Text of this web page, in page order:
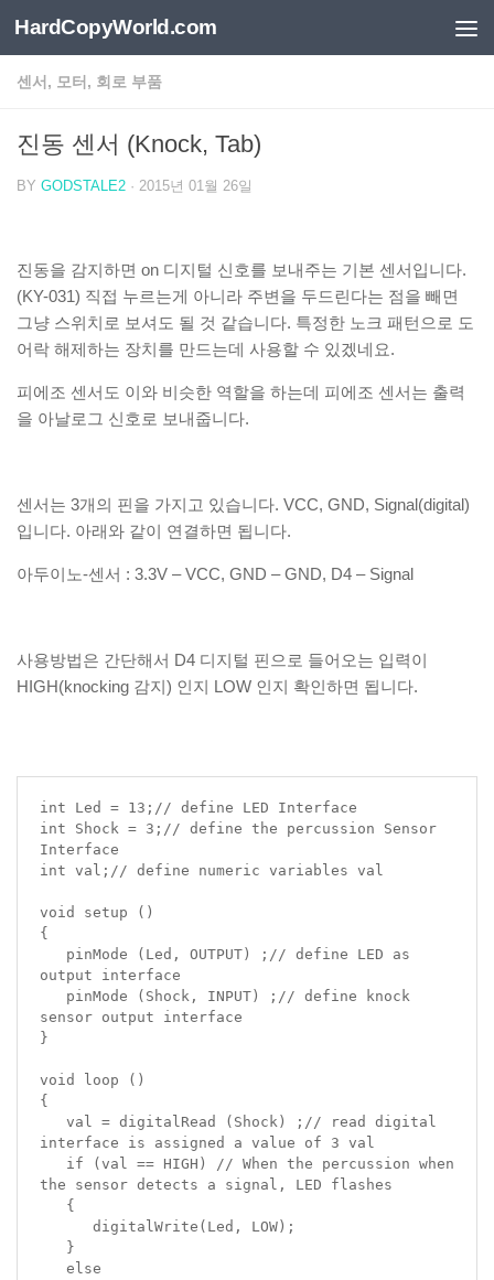
Skip to content
HardCopyWorld.com
센서, 모터, 회로 부품
진동 센서 (Knock, Tab)
BY GODSTALE2 · 2015년 01월 26일
진동을 감지하면 on 디지털 신호를 보내주는 기본 센서입니다.
(KY-031) 직접 누르는게 아니라 주변을 두드린다는 점을 빼면
그냥 스위치로 보셔도 될 것 같습니다. 특정한 노크 패턴으로 도
어락 해제하는 장치를 만드는데 사용할 수 있겠네요.
피에조 센서도 이와 비슷한 역할을 하는데 피에조 센서는 출력
을 아날로그 신호로 보내줍니다.
센서는 3개의 핀을 가지고 있습니다. VCC, GND, Signal(digital)
입니다. 아래와 같이 연결하면 됩니다.
아두이노-센서 : 3.3V – VCC, GND – GND, D4 – Signal
사용방법은 간단해서 D4 디지털 핀으로 들어오는 입력이
HIGH(knocking 감지) 인지 LOW 인지 확인하면 됩니다.
int Led = 13;// define LED Interface
int Shock = 3;// define the percussion Sensor
Interface
int val;// define numeric variables val
void setup ()
{
pinMode (Led, OUTPUT) ;// define LED as
output interface
pinMode (Shock, INPUT) ;// define knock
sensor output interface
}
void loop ()
{
val = digitalRead (Shock) ;// read digital
interface is assigned a value of 3 val
if (val == HIGH) // When the percussion when
the sensor detects a signal, LED flashes
{
digitalWrite(Led, LOW);
}
else